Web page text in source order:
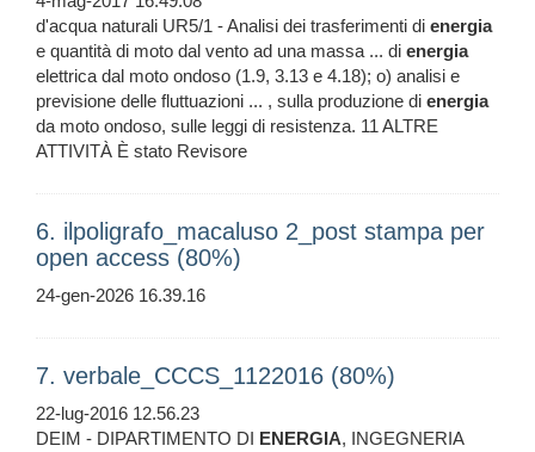
d'acqua naturali UR5/1 - Analisi dei trasferimenti di energia
e quantità di moto dal vento ad una massa ... di energia
elettrica dal moto ondoso (1.9, 3.13 e 4.18); o) analisi e
previsione delle fluttuazioni ... , sulla produzione di energia
da moto ondoso, sulle leggi di resistenza. 11 ALTRE
ATTIVITÀ È stato Revisore
6. ilpoligrafo_macaluso 2_post stampa per
open access (80%)
24-gen-2026 16.39.16
7. verbale_CCCS_1122016 (80%)
22-lug-2016 12.56.23
DEIM - DIPARTIMENTO DI ENERGIA, INGEGNERIA